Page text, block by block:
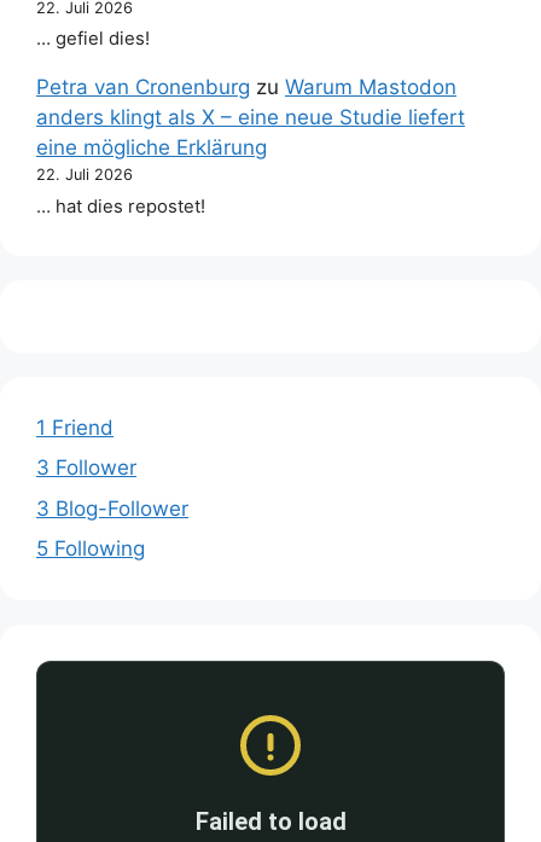
22. Juli 2026
… gefiel dies!
Petra van Cronenburg zu Warum Mastodon
anders klingt als X – eine neue Studie liefert
eine mögliche Erklärung
22. Juli 2026
… hat dies repostet!
1 Friend
3 Follower
3 Blog-Follower
5 Following